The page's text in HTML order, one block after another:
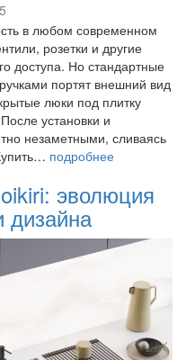
в любом современном
розетки и другие
доступа. Но стандартные
портят внешний вид
люки под плитку
установки и
незаметными, сливаясь
подробнее
эволюция
дизайна